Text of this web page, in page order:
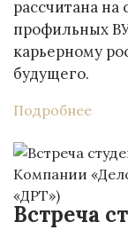
рассчитана
профильных
карьерному
будущего.
Подробнее
Встреча